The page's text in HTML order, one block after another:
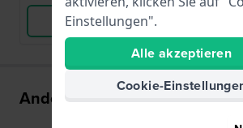
Produkt ansehen
Andere kauften auch
Einstellungen".
Alle akzeptieren
Cookie-